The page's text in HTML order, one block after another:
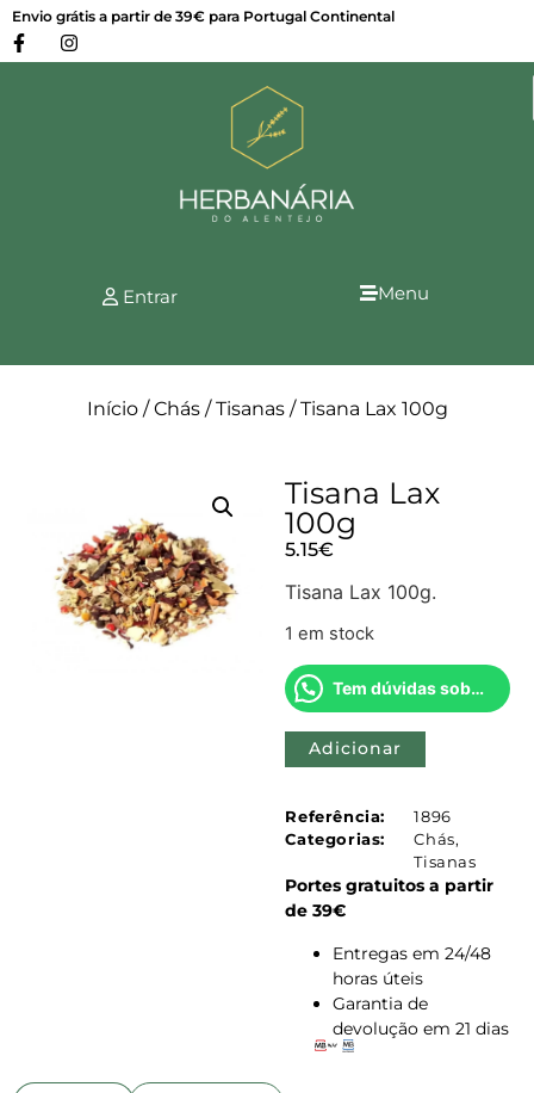
Envio grátis a partir de 39€ para Portugal Continental
Entrar Menu
Início/Chás/Tisanas/ Tisana Lax 100g
Tisana Lax
100g
5.15€
Tisana Lax 100g.
1 em stock
Tem dúvidas sobre este produto?
Adicionar
Referência:
1896
Categorias:
Chás,
Tisanas
Portes gratuitos a partir
de 39€
Entregas em 24/48
horas úteis
Garantia de
devolução em 21 dias